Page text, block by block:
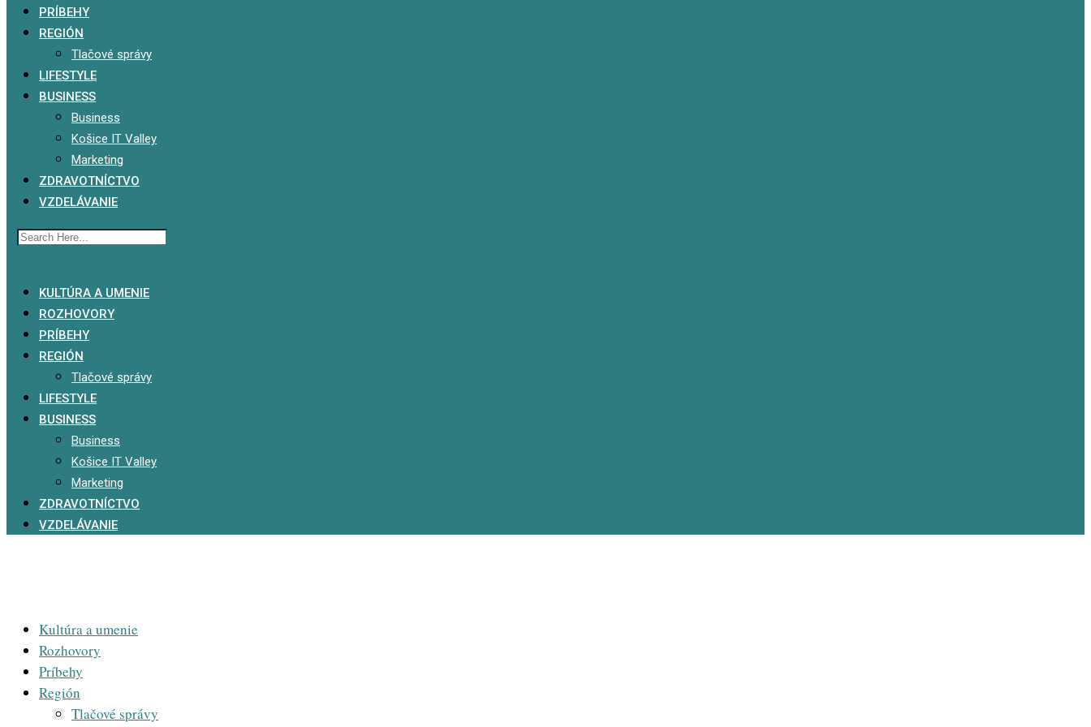
PRÍBEHY
REGIÓN
Tlačové správy
LIFESTYLE
BUSINESS
Business
Košice IT Valley
Marketing
ZDRAVOTNÍCTVO
VZDELÁVANIE
KULTÚRA A UMENIE
ROZHOVORY
PRÍBEHY
REGIÓN
Tlačové správy
LIFESTYLE
BUSINESS
Business
Košice IT Valley
Marketing
ZDRAVOTNÍCTVO
VZDELÁVANIE
Kultúra a umenie
Rozhovory
Príbehy
Región
Tlačové správy